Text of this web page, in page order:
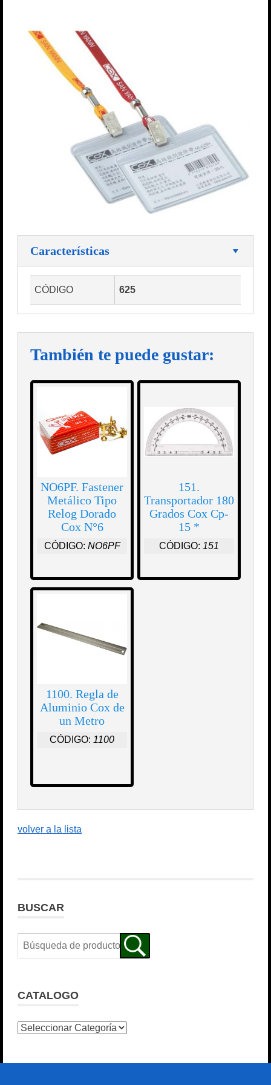
Características
CÓDIGO 625
También te puede gustar:
NO6PF. Fastener
Metálico Tipo
Relog Dorado
Cox N°6
CÓDIGO: NO6PF
151.
Transportador 180
Grados Cox Cp-
15 *
CÓDIGO: 151
1100. Regla de
Aluminio Cox de
un Metro
CÓDIGO: 1100
volver a la lista
BUSCAR
CATALOGO